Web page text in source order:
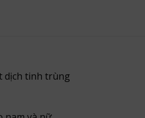
dịch tinh trùng